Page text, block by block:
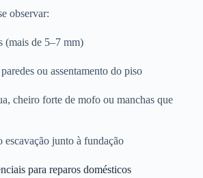
observar:
(mais de 5–7 mm)
ou assentamento do piso
cheiro forte de mofo ou manchas que
junto à fundação
para reparos domésticos